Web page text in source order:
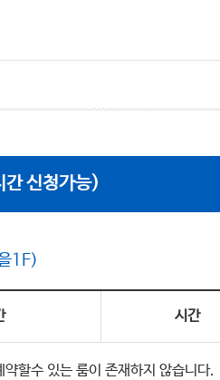
신청가능)
1F)
시간
약할수 있는 룸이 존재하지 않습니다.